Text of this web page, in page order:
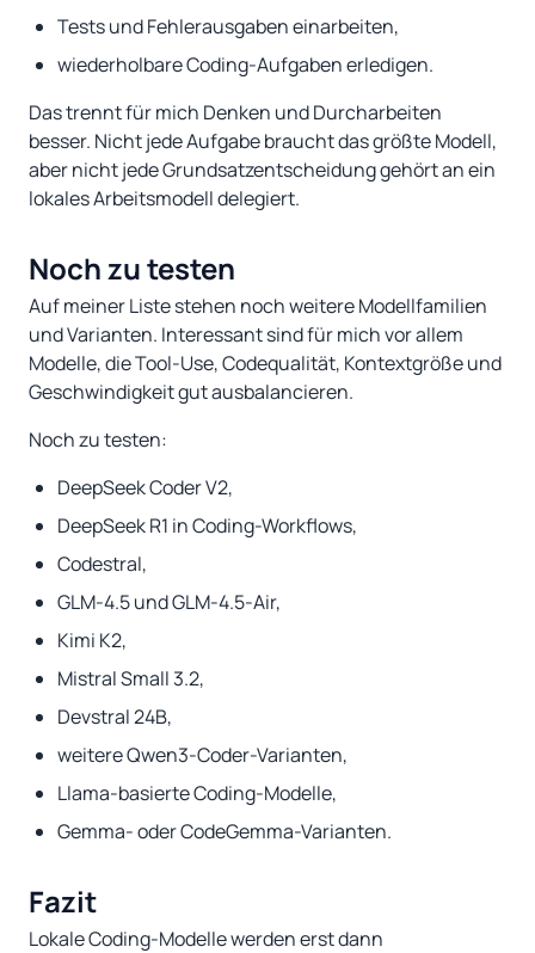
Tests und Fehlerausgaben einarbeiten,
wiederholbare Coding-Aufgaben erledigen.
Das trennt für mich Denken und Durcharbeiten
besser. Nicht jede Aufgabe braucht das größte Modell,
aber nicht jede Grundsatzentscheidung gehört an ein
lokales Arbeitsmodell delegiert.
Noch zu testen
Auf meiner Liste stehen noch weitere Modellfamilien
und Varianten. Interessant sind für mich vor allem
Modelle, die Tool-Use, Codequalität, Kontextgröße und
Geschwindigkeit gut ausbalancieren.
Noch zu testen:
DeepSeek Coder V2,
DeepSeek R1 in Coding-Workflows,
Codestral,
GLM-4.5 und GLM-4.5-Air,
Kimi K2,
Mistral Small 3.2,
Devstral 24B,
weitere Qwen3-Coder-Varianten,
Llama-basierte Coding-Modelle,
Gemma- oder CodeGemma-Varianten.
Fazit
Lokale Coding-Modelle werden erst dann